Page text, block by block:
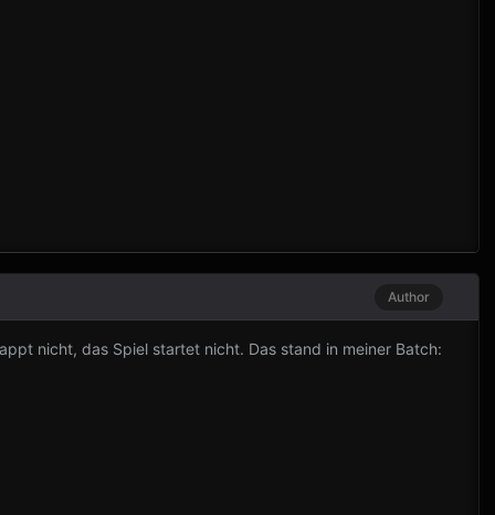
Author
nicht, das Spiel startet nicht. Das stand in meiner Batch: